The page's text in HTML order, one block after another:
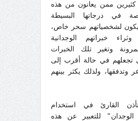
كثيرين ممن يعانون من هذه
في درجاتها البسيطة
يكون لشخصياتهم سحر خاص،
خبراتهم الوجدانية
وتغير تلك الخبرات
تجعلهم في حالة أقرب إلى
وتدفقها، ولذلك يكثر بينهم
القارئ في استخدام
الوجدان" للتعبير عن هذه